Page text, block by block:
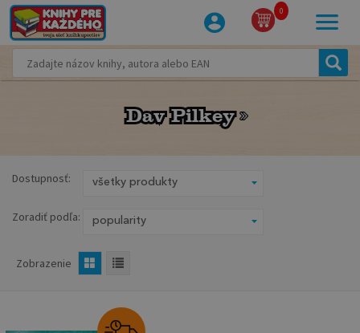
0
Dav Pilkey
Dav Pilkey
Dostupnosť:
Zoradiť podľa:
Zobrazenie